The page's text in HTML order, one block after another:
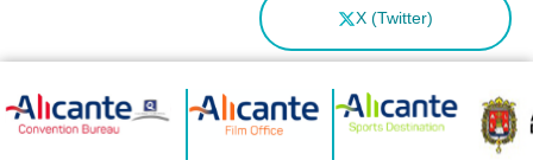
X (Twitter)